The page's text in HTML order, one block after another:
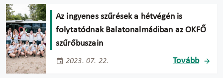
Az ingyenes szűrések a hétvégén is
folytatódnak Balatonalmádiban az OKFŐ
szűrőbuszain
2023. 07. 22. Tovább